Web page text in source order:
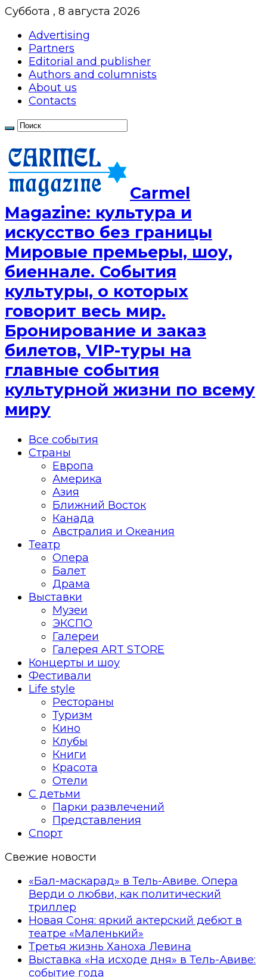
Суббота , 8 августа 2026
Advertising
Partners
Editorial and publisher
Authors and columnists
About us
Contacts
Сarmel
Magazine: культура и
искусство без границы
Мировые премьеры, шоу,
биеннале. События
культуры, о которых
говорит весь мир.
Бронирование и заказ
билетов, VIP-туры на
главные события
культурной жизни по всему
миру
Все события
Страны
Европа
Америка
Азия
Ближний Восток
Канада
Австралия и Океания
Театр
Опера
Балет
Драма
Выставки
Музеи
ЭКСПО
Галереи
Галерея ART STORE
Концерты и шоу
Фестивали
Life style
Рестораны
Туризм
Кино
Клубы
Книги
Красота
Отели
С детьми
Парки развлечений
Представления
Спорт
Свежие новости
«Бал-маскарад» в Тель-Авиве. Опера
Верди о любви, как политический
триллер
Новая Соня: яркий актерский дебют в
театре «Маленький»
Третья жизнь Ханоха Левина
Выставка «На исходе дня» в Тель-Авиве:
событие года